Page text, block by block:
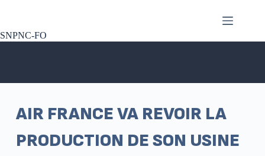
SNPNC-FO
AIR FRANCE VA REVOIR LA
PRODUCTION DE SON USINE